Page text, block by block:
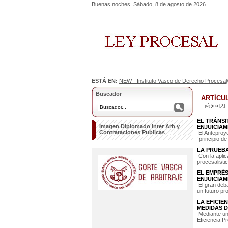
Buenas noches. Sábado, 8 de agosto de 2026
ESTÁ EN: NEW - Instituto Vasco de Derecho Procesal
Buscador
Imagen Diplomado Inter Arb y
Contrataciones Publicas
página [2] :
EL
El
“principio
LA
Con la
EL
El gran
un futuro
LA
MEDIDAS
Mediante
Eficiencia